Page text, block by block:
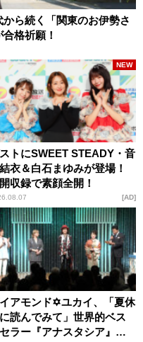
ら続く「関東のお伊勢さ
格祈願！
トにSWEET STEADY・音
衣＆白石まゆみが登場！
収録で素顔全開！
NEW
AD
アモンド✡ユカイ、「夏休
読んでみて」世界的ベス
セラー『アナスタシア』を